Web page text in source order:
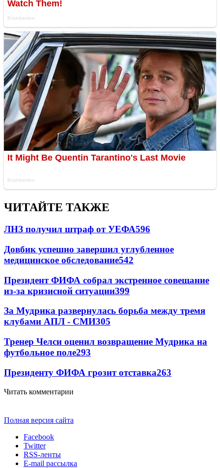
ЧИТАЙТЕ ТАКЖЕ
ЛНЗ получил штраф от УЕФА596
Довбик успешно завершил углубленное
медицинское обследование542
Президент ФИФА собрал экстренное совещание
из-за кризисной ситуации399
За Мудрика развернулась борьба между тремя
клубами АПЛ - СМИ305
Тренер Челси оценил возвращение Мудрика на
футбольное поле293
Президенту ФИФА грозит отставка263
Читать комментарии
Полная версия сайта
Facebook
Twitter
RSS-ленты
E-mail рассылка